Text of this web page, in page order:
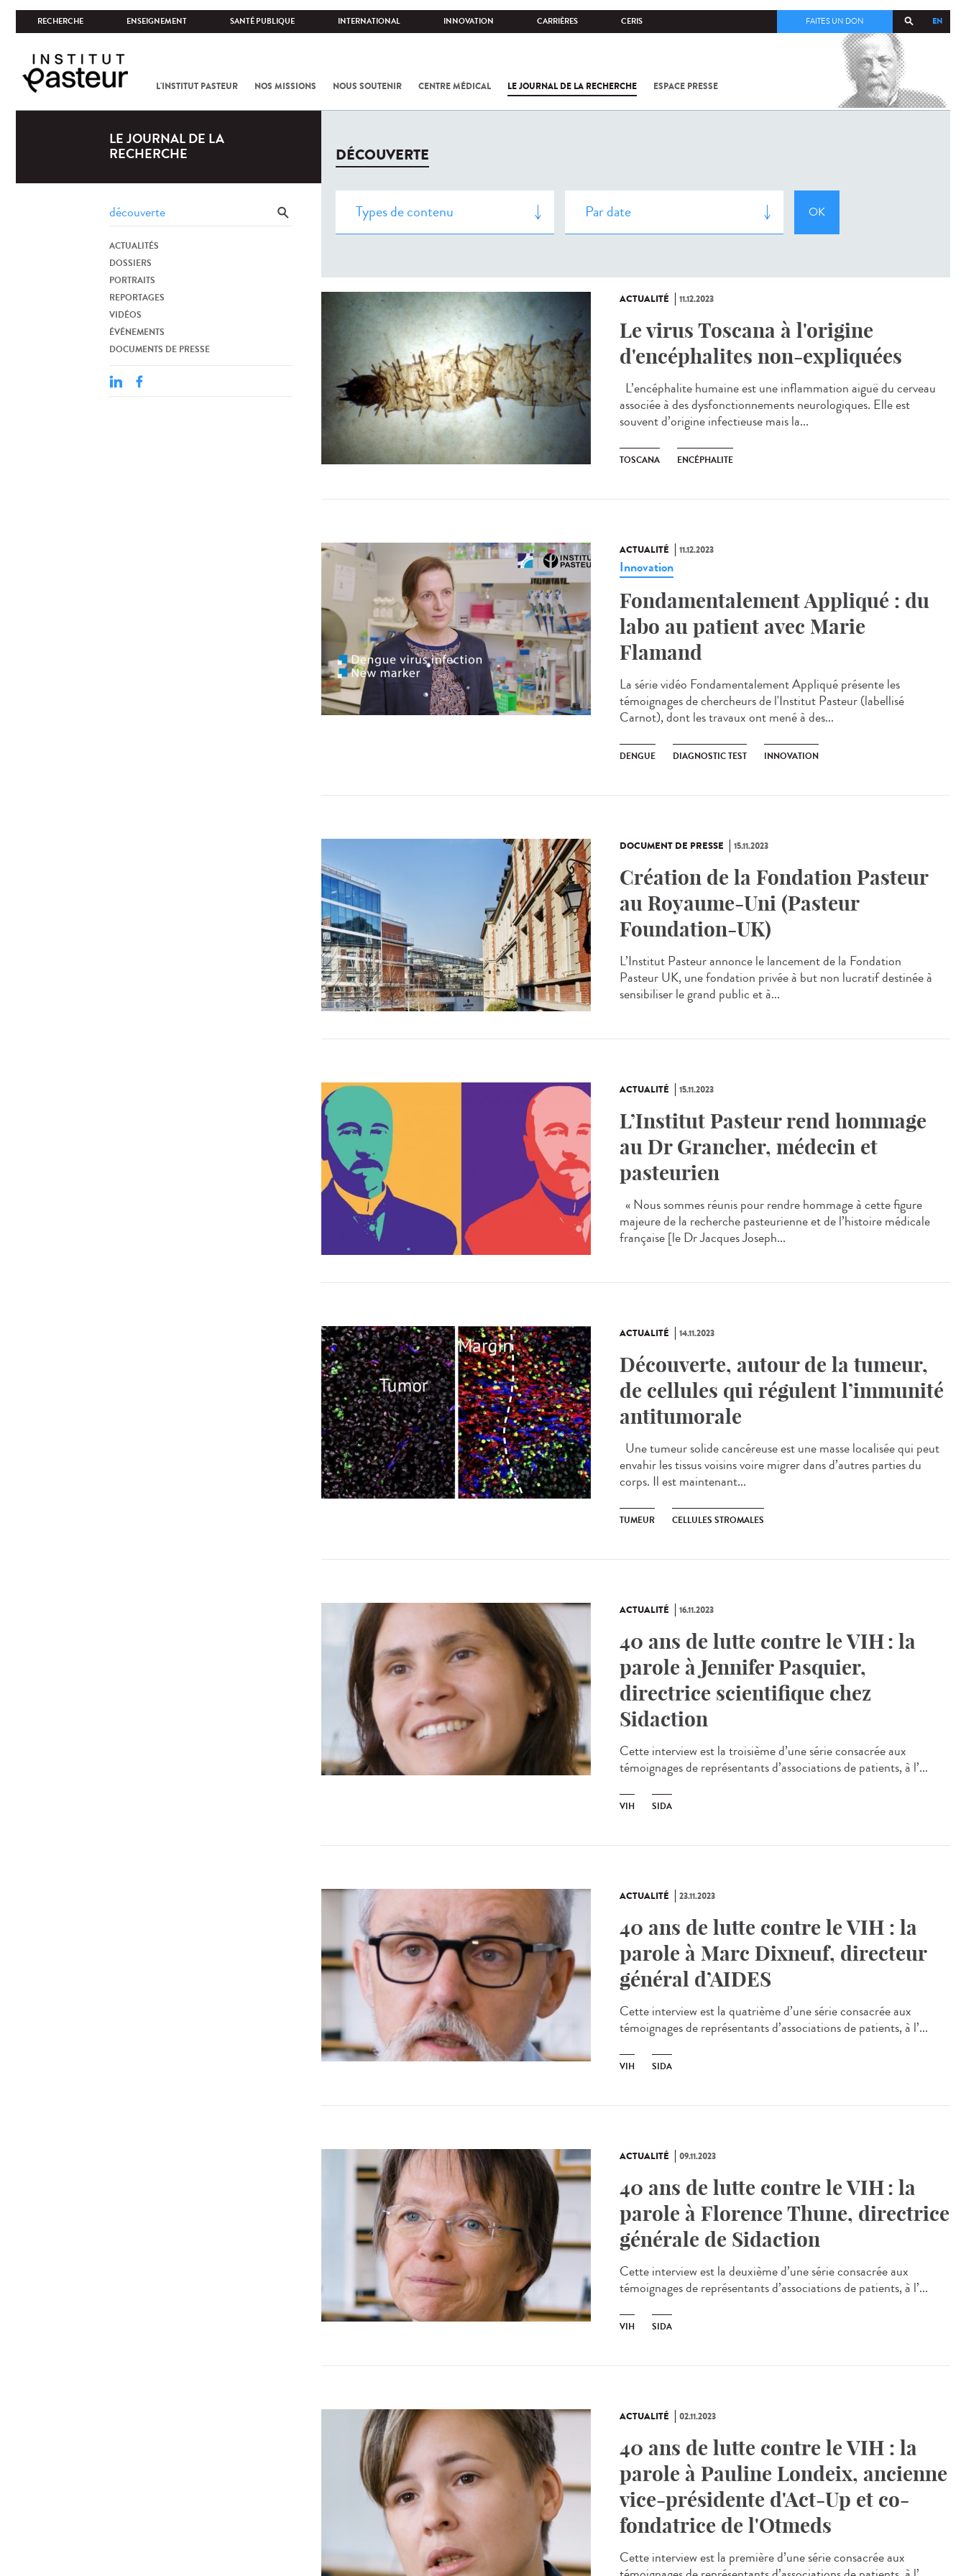
RECHERCHE ENSEIGNEMENT SANTÉ PUBLIQUE INTERNATIONAL INNOVATION CARRIÈRES CERIS EN
FAITES UN DON
L'INSTITUT PASTEUR NOS MISSIONS NOUS SOUTENIR CENTRE MÉDICAL LE JOURNAL DE LA RECHERCHE ESPACE PRESSE
COV-2 /
LE JOURNAL DE LA
RECHERCHE
ACTUALITÉS
DOSSIERS
PORTRAITS
REPORTAGES
VIDÉOS
ÉVÉNEMENTS
DOCUMENTS DE PRESSE
DÉCOUVERTE
ACTUALITÉ 11.12.2023
Le virus Toscana à l'origine
d'encéphalites non-expliquées
L’encéphalite humaine est une inflammation aiguë du cerveau
associée à des dysfonctionnements neurologiques. Elle est
souvent d’origine infectieuse mais la...
TOSCANA ENCÉPHALITE
ACTUALITÉ 11.12.2023
Innovation
Fondamentalement Appliqué : du
labo au patient avec Marie
Flamand
La série vidéo Fondamentalement Appliqué présente les
témoignages de chercheurs de l'Institut Pasteur (labellisé
Carnot), dont les travaux ont mené à des...
DENGUE DIAGNOSTIC TEST INNOVATION
DOCUMENT DE PRESSE 15.11.2023
Création de la Fondation Pasteur
au Royaume-Uni (Pasteur
Foundation-UK)
L’Institut Pasteur annonce le lancement de la Fondation
Pasteur UK, une fondation privée à but non lucratif destinée à
sensibiliser le grand public et à...
ACTUALITÉ 15.11.2023
L’Institut Pasteur rend hommage
au Dr Grancher, médecin et
pasteurien
« Nous sommes réunis pour rendre hommage à cette figure
majeure de la recherche pasteurienne et de l’histoire médicale
française [le Dr Jacques Joseph...
ACTUALITÉ 14.11.2023
Découverte, autour de la tumeur,
de cellules qui régulent l’immunité
antitumorale
Une tumeur solide cancéreuse est une masse localisée qui peut
envahir les tissus voisins voire migrer dans d’autres parties du
corps. Il est maintenant...
TUMEUR CELLULES STROMALES
ACTUALITÉ 16.11.2023
40 ans de lutte contre le VIH : la
parole à Jennifer Pasquier,
directrice scientifique chez
Sidaction
Cette interview est la troisième d’une série consacrée aux
témoignages de représentants d’associations de patients, à l’...
VIH SIDA
ACTUALITÉ 23.11.2023
40 ans de lutte contre le VIH : la
parole à Marc Dixneuf, directeur
général d’AIDES
Cette interview est la quatrième d’une série consacrée aux
témoignages de représentants d’associations de patients, à l’...
VIH SIDA
ACTUALITÉ 09.11.2023
40 ans de lutte contre le VIH : la
parole à Florence Thune, directrice
générale de Sidaction
Cette interview est la deuxième d’une série consacrée aux
témoignages de représentants d’associations de patients, à l’...
VIH SIDA
ACTUALITÉ 02.11.2023
40 ans de lutte contre le VIH : la
parole à Pauline Londeix, ancienne
vice-présidente d'Act-Up et co-
fondatrice de l'Otmeds
Cette interview est la première d’une série consacrée aux